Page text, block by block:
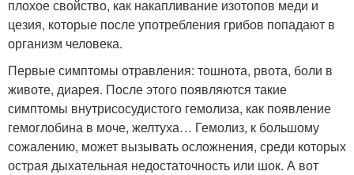
плохое свойство, как накапливание изотопов меди и
цезия, которые после употребления грибов попадают в
организм человека.
Первые симптомы отравления: тошнота, рвота, боли в
животе, диарея. После этого появляются такие
симптомы внутрисосудистого гемолиза, как появление
гемоглобина в моче, желтуха… Гемолиз, к большому
сожалению, может вызывать осложнения, среди которых
острая дыхательная недостаточность или шок. А вот